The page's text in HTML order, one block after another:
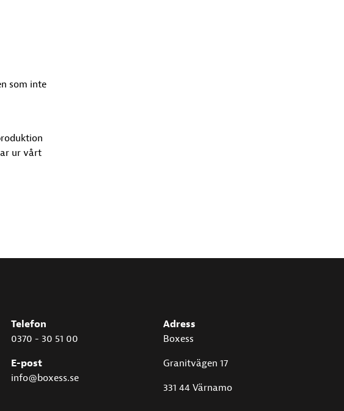
som inte
ur vårt
Telefon
0370 - 30 51 00
E-post
info@boxess.se
Adress
Boxess
Granitvägen 17
331 44 Värnamo